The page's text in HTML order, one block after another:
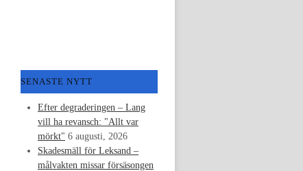
SENASTE NYTT
Efter degraderingen – Lang
vill ha revansch: "Allt var
mörkt" 6 augusti, 2026
Skadesmäll för Leksand –
målvakten missar försäsongen